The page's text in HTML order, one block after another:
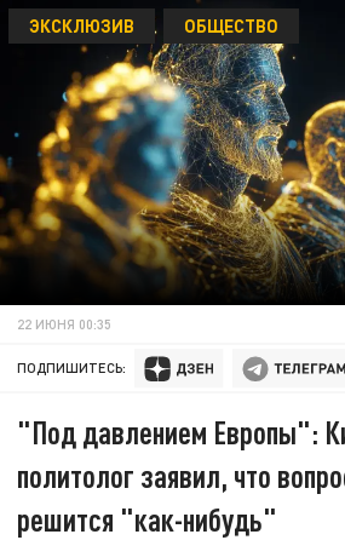
ЭКСКЛЮЗИВ ОБЩЕСТВО
22 ИЮНЯ 00:35
ПОДПИШИТЕСЬ:
"Под давлением Европы":
политолог заявил, что
решится "как-нибудь"